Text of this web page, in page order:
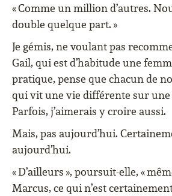
« Comme un million d’autres.
double quelque part. »
Je gémis, ne voulant pas
Gail, qui est d’habitude une
pratique, pense que chacun de
qui vit une vie différente sur une
Parfois, j’aimerais y croire aussi.
Mais, pas aujourd’hui.
aujourd’hui.
« D’ailleurs », poursuit-elle, «
Marcus, ce qui n’est